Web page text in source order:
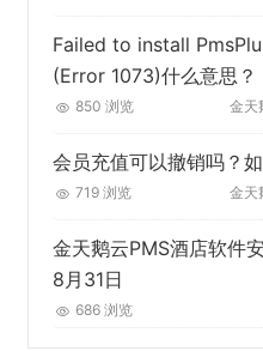
Failed to install
(Error 1073)什么意思？
850 浏览 金天
会员充值可以撤销吗？
719 浏览 金天
金天鹅云PMS酒店软件
8月31日
686 浏览